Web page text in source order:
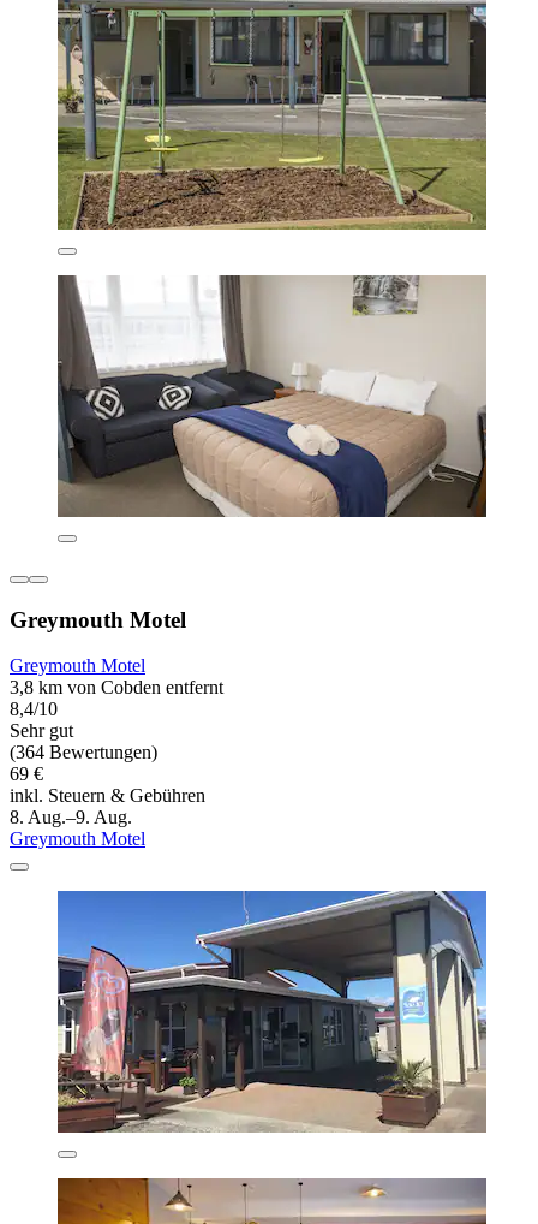
Greymouth Motel
Greymouth Motel
3,8 km von Cobden entfernt
8,4/10
Sehr gut
(364 Bewertungen)
69 €
inkl. Steuern & Gebühren
8. Aug.–9. Aug.
Greymouth Motel